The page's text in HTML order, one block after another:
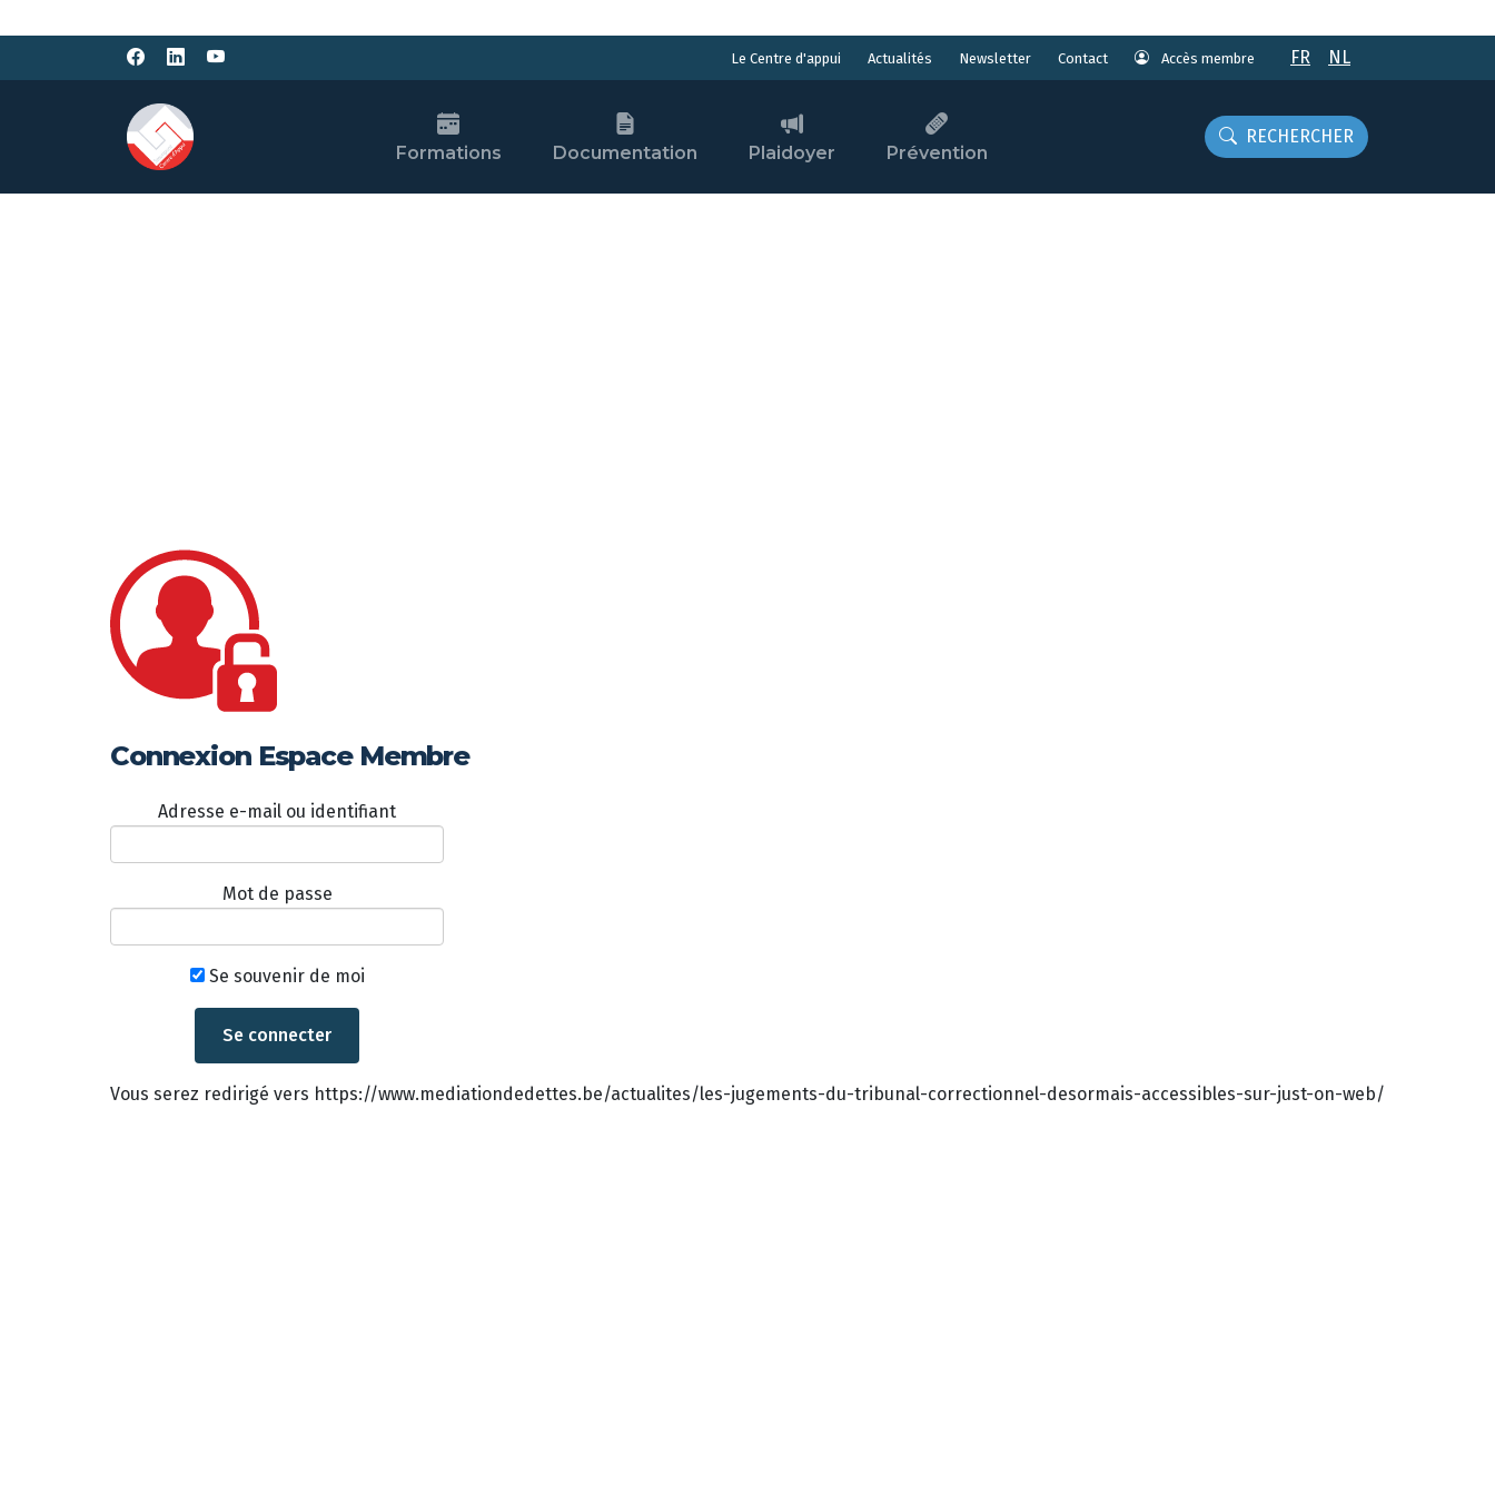
Le Centre d'appui Actualités Newsletter Contact Accès membre FR NL
Formations Documentation Plaidoyer Prévention
RECHERCHER
Connexion Espace Membre
Adresse e-mail ou identifiant
Mot de passe
Se souvenir de moi
Vous serez redirigé vers https://www.mediationdedettes.be/actualites/les-jugements-du-tribunal-correctionnel-desormais-accessibles-sur-just-on-web/